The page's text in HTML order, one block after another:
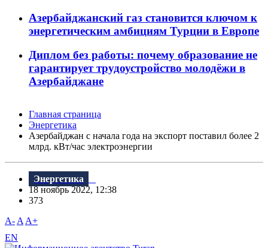
Азербайджанский газ становится ключом к
энергетическим амбициям Турции в Европе
Диплом без работы: почему образование не
гарантирует трудоустройство молодёжи в
Азербайджане
Главная страница
Энергетика
Азербайджан с начала года на экспорт поставил более 2
млрд. кВт/час электроэнергии
Энергетика
18 ноябрь 2022, 12:38
373
A- A A+
EN